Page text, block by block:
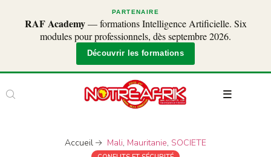
PARTENAIRE
RAF Academy— formations Intelligence Artificielle. Six
modules pour professionnels, dès septembre 2026.
Découvrir les formations
Accueil Mali, Mauritanie, SOCIETE